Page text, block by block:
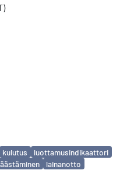
kulutus
luottamusindikaattori
lainanotto